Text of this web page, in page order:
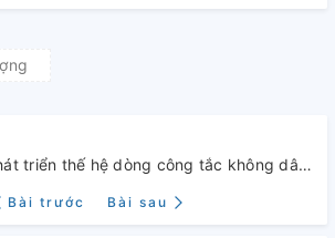
Legrand và CEA phát triển thế hệ dòng công tắc không dây và không pin mới
Bài trước Bài sau